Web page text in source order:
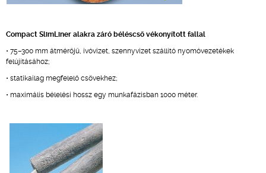
Compact SlimLiner alakra záró béléscső vékonyított fallal
• 75–300 mm átmérőjű, ivóvizet, szennyvizet szállító nyomóvezetékek
felújításához;
• statikailag megfelelő csövekhez;
• maximális bélelési hossz egy munkafázisban 1000 méter.